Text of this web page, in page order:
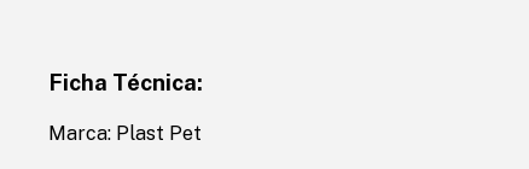
Ficha Técnica:
Marca: Plast Pet